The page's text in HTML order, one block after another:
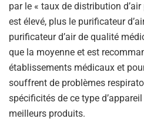
par le « taux de distribution
est élevé, plus le purificateur
purificateur d’air de qualité
que la moyenne et est
établissements médicaux et
souffrent de problèmes
spécificités de ce type
meilleurs produits.